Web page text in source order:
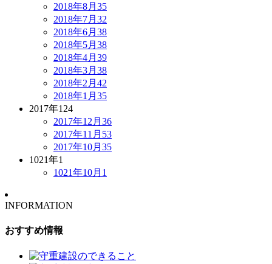
2018年8月 35
2018年7月 32
2018年6月 38
2018年5月 38
2018年4月 39
2018年3月 38
2018年2月 42
2018年1月 35
2017年124
2017年12月 36
2017年11月 53
2017年10月 35
1021年1
1021年10月 1
INFORMATION
おすすめ情報